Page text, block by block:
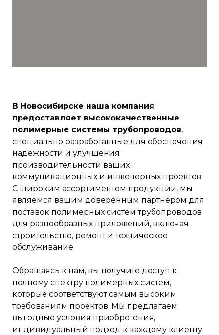
В Новосибирске наша компания
предоставляет высококачественные
полимерные системы трубопроводов,
специально разработанные для обеспечения
надежности и улучшения
производительности ваших
коммуникационных и инженерных проектов.
С широким ассортиментом продукции, мы
являемся вашим доверенным партнером для
поставок полимерных систем трубопроводов
для разнообразных приложений, включая
строительство, ремонт и техническое
обслуживание.
Обращаясь к нам, вы получите доступ к
полному спектру полимерных систем,
которые соответствуют самым высоким
требованиям проектов. Мы предлагаем
выгодные условия приобретения,
индивидуальный подход к каждому клиенту